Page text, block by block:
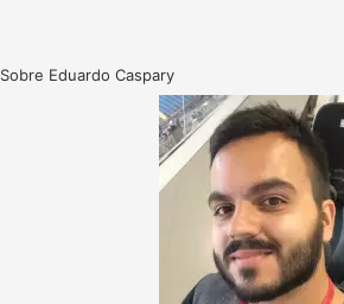
Sobre Eduardo Caspary